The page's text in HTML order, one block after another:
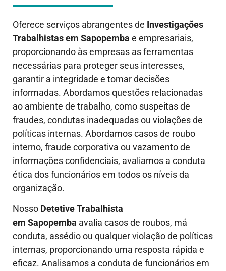
Oferece serviços abrangentes de Investigações
Trabalhistas em Sapopemba e empresariais,
proporcionando às empresas as ferramentas
necessárias para proteger seus interesses,
garantir a integridade e tomar decisões
informadas. Abordamos questões relacionadas
ao ambiente de trabalho, como suspeitas de
fraudes, condutas inadequadas ou violações de
políticas internas. Abordamos casos de roubo
interno, fraude corporativa ou vazamento de
informações confidenciais, avaliamos a conduta
ética dos funcionários em todos os níveis da
organização.
Nosso Detetive Trabalhista
em Sapopemba avalia casos de roubos, má
conduta, assédio ou qualquer violação de políticas
internas, proporcionando uma resposta rápida e
eficaz. Analisamos a conduta de funcionários em